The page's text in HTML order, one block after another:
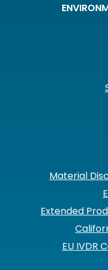
Material
Extended
EU IVDR